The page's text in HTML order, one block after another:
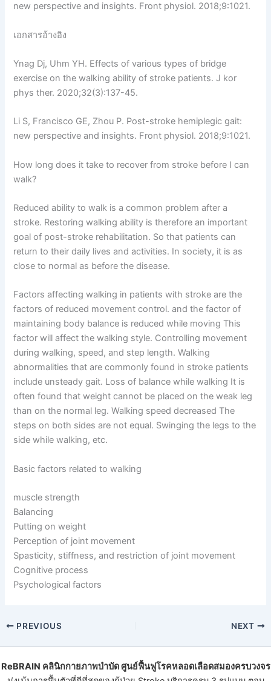
new perspective and insights. Front physiol. 2018;9:1021.
เอกสารอ้างอิง
Ynag Dj, Uhm YH. Effects of various types of bridge
exercise on the walking ability of stroke patients. J kor
phys ther. 2020;32(3):137-45.
Li S, Francisco GE, Zhou P. Post-stroke hemiplegic gait:
new perspective and insights. Front physiol. 2018;9:1021.
How long does it take to recover from stroke before I can
walk?
Reduced ability to walk is a common problem after a
stroke. Restoring walking ability is therefore an important
goal of post-stroke rehabilitation. So that patients can
return to their daily lives and activities. In society, it is as
close to normal as before the disease.
Factors affecting walking in patients with stroke are the
factors of reduced movement control. and the factor of
maintaining body balance is reduced while moving This
factor will affect the walking style. Controlling movement
during walking, speed, and step length. Walking
abnormalities that are commonly found in stroke patients
include unsteady gait. Loss of balance while walking It is
often found that weight cannot be placed on the weak leg
than on the normal leg. Walking speed decreased The
steps on both sides are not equal. Swinging the legs to the
side while walking, etc.
Basic factors related to walking
muscle strength
Balancing
Putting on weight
Perception of joint movement
Spasticity, stiffness, and restriction of joint movement
Cognitive process
Psychological factors
PREVIOUS NEXT
ReBRAIN คลินิกกายภาพบําบัดศูนย์ฟื้นฟูโรคหลอดเลือดสมองครบวงจร